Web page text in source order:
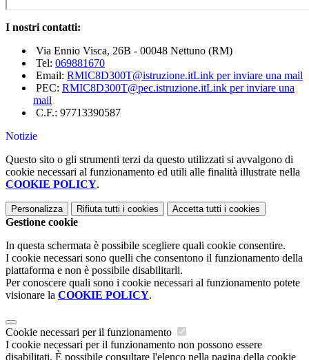
I nostri contatti:
Via Ennio Visca, 26B - 00048 Nettuno (RM)
Tel: 069881670
Email: RMIC8D300T@istruzione.itLink per inviare una mail
PEC: RMIC8D300T@pec.istruzione.itLink per inviare una
mail
C.F.: 97713390587
Notizie
Questo sito o gli strumenti terzi da questo utilizzati si avvalgono di
cookie necessari al funzionamento ed utili alle finalità illustrate nella
COOKIE POLICY.
Personalizza Rifiuta tutti i cookies Accetta tutti i cookies
Gestione cookie
In questa schermata è possibile scegliere quali cookie consentire.
I cookie necessari sono quelli che consentono il funzionamento della
piattaforma e non è possibile disabilitarli.
Per conoscere quali sono i cookie necessari al funzionamento potete
visionare la COOKIE POLICY.
Cookie necessari per il funzionamento
I cookie necessari per il funzionamento non possono essere
disabilitati. È possibile consultare l'elenco nella pagina della cookie